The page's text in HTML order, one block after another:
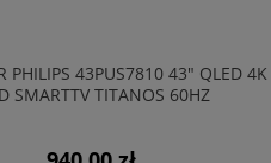
BOSCH SMV8YCX02E 60CM
AQUASTOP HOMECONNECT